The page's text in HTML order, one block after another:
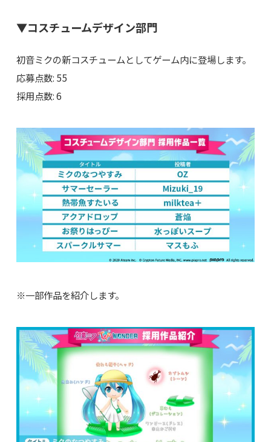
▼コスチュームデザイン部門
初音ミクの新コスチュームとしてゲーム内に登場します。
応募点数: 55
採用点数: 6
※一部作品を紹介します。